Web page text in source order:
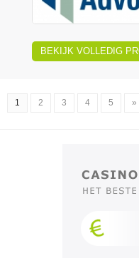
BEKIJK VOLLEDIG
1 2 3 4 5 »